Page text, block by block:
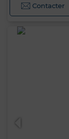
Contacter